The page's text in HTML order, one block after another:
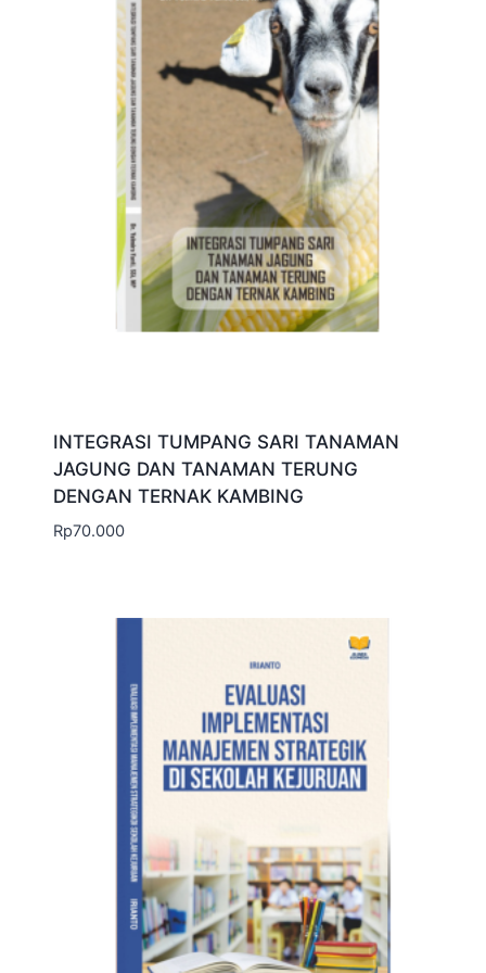
INTEGRASI TUMPANG SARI TANAMAN
JAGUNG DAN TANAMAN TERUNG
DENGAN TERNAK KAMBING
Rp70.000